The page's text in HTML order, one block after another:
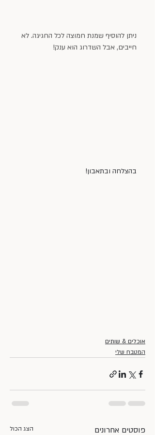
ניתן להוסיף שמנת חמוצה לכל החגיגה. לא
חייבים, אבל השדרוג הוא ענק!
בהצלחה ובתאבון!
אוכלים & שותים
המטבח שלי
פוסטים אחרונים הצג הכול